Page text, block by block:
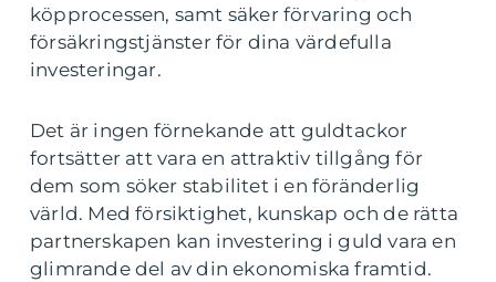
köpprocessen, samt säker förvaring och
försäkringstjänster för dina värdefulla
investeringar.
Det är ingen förnekande att guldtackor
fortsätter att vara en attraktiv tillgång för
dem som söker stabilitet i en föränderlig
värld. Med försiktighet, kunskap och de rätta
partnerskapen kan investering i guld vara en
glimrande del av din ekonomiska framtid.